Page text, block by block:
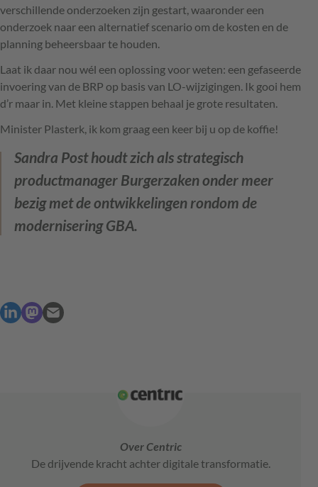
verschillende onderzoeken zijn gestart, waaronder een
onderzoek naar een alternatief scenario om de kosten en de
planning beheersbaar te houden.
Laat ik daar nou wél een oplossing voor weten: een gefaseerde
invoering van de BRP op basis van LO-wijzigingen. Ik gooi hem
d’r maar in. Met kleine stappen behaal je grote resultaten.
Minister Plasterk, ik kom graag een keer bij u op de koffie!
Sandra Post houdt zich als strategisch
productmanager Burgerzaken onder meer
bezig met de ontwikkelingen rondom de
modernisering GBA.
Over Centric
De drijvende kracht achter digitale transformatie.